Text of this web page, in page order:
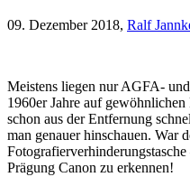
09. Dezember 2018, Ralf
Meistens liegen nur AGFA-
1960er Jahre auf
schon aus der Entfernung
man genauer hinschauen. War
Prägung Canon zu erkennen!